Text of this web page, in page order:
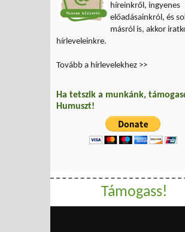
híreinkről, ingyenes
előadásainkról, és
másról is, akkor
hírleveleinkre.
Tovább a hírlevelekhez >>
Ha tetszik a munkánk,
Humuszt!
Támogass!